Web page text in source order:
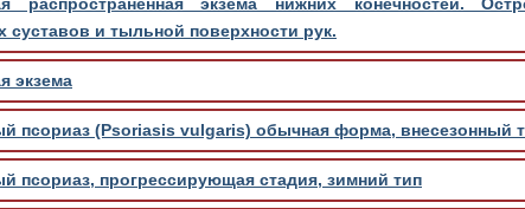
суставов и тыльной поверхности рук.
экзема
псориаз (Psoriasis vulgaris) обычная форма, внесезонный
псориаз, прогрессирующая стадия, зимний тип